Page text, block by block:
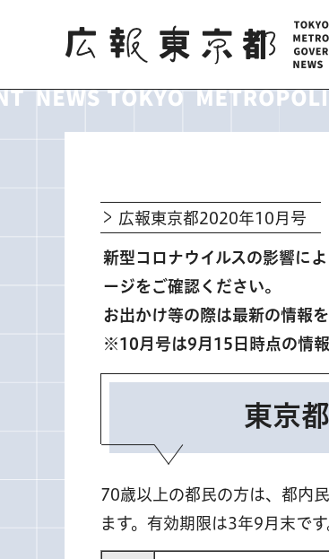
広報東京都
広報東京都2020年10月号
新型コロナウイルスの影響に
ージをご確認ください。
お出かけ等の際は最新の情報
※10月号は9月15日時点の情報
東京
70歳以上の都民の方は、都内
ます。有効期限は3年9月末で